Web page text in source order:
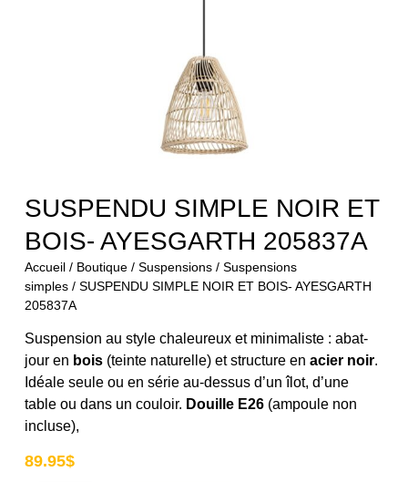
SUSPENDU SIMPLE NOIR ET
BOIS- AYESGARTH 205837A
Accueil/ Boutique/ Suspensions/ Suspensions
simples/ SUSPENDU SIMPLE NOIR ET BOIS- AYESGARTH
205837A
Suspension au style chaleureux et minimaliste : abat-
jour en bois(teinte naturelle) et structure en acier noir.
Idéale seule ou en série au-dessus d’un îlot, d’une
table ou dans un couloir. Douille E26(ampoule non
incluse),
89.95$